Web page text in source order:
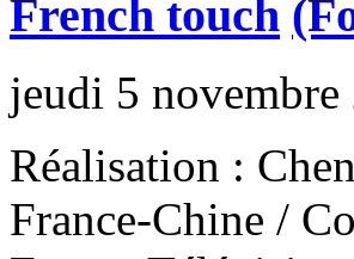
French touch
jeudi 5 novembre
Réalisation :
France-Chine /